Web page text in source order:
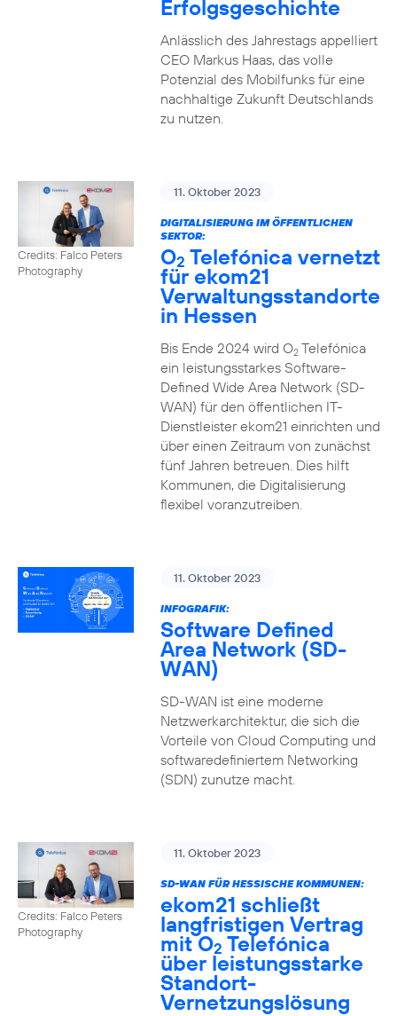
Erfolgsgeschichte
Anlässlich des Jahrestags appelliert
CEO Markus Haas, das volle
Potenzial des Mobilfunks für eine
nachhaltige Zukunft Deutschlands
zu nutzen.
Credits: Falco Peters
Photography
11. Oktober 2023
DIGITALISIERUNG IM ÖFFENTLICHEN
SEKTOR:
O2 Telefónica vernetzt
für ekom21
Verwaltungsstandorte
in Hessen
Bis Ende 2024 wird O2Telefónica
ein leistungsstarkes Software-
Defined Wide Area Network (SD-
WAN) für den öffentlichen IT-
Dienstleister ekom21 einrichten und
über einen Zeitraum von zunächst
fünf Jahren betreuen. Dies hilft
Kommunen, die Digitalisierung
flexibel voranzutreiben.
11. Oktober 2023
INFOGRAFIK:
Software Defined
Area Network (SD-
WAN)
SD-WAN ist eine moderne
Netzwerkarchitektur, die sich die
Vorteile von Cloud Computing und
softwaredefiniertem Networking
(SDN) zunutze macht.
Credits: Falco Peters
Photography
11. Oktober 2023
SD-WAN FÜR HESSISCHE KOMMUNEN:
ekom21 schließt
langfristigen Vertrag
mit O2 Telefónica
über leistungsstarke
Standort-
Vernetzungslösung